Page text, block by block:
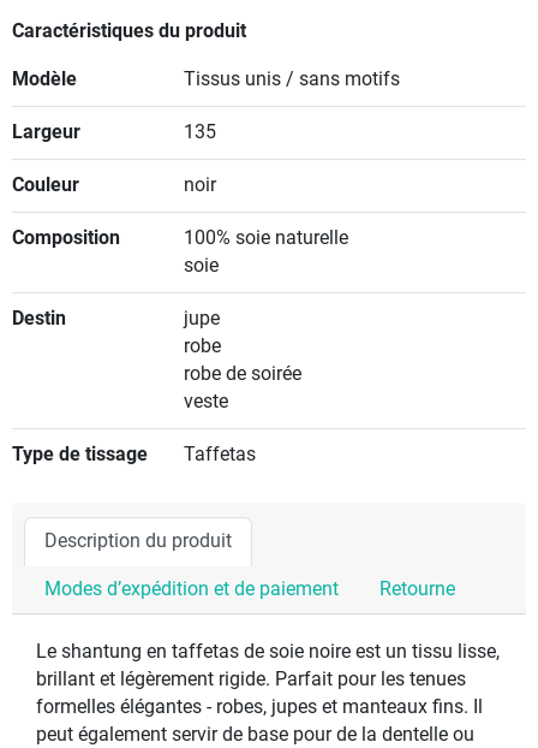
Caractéristiques du produit
Modèle Tissus unis / sans motifs
Largeur 135
Couleur noir
Composition
100% soie naturelle
soie
Destin
jupe
robe
robe de soirée
veste
Type de tissage Taffetas
Description du produit
Modes d’expédition et de paiement Retourne
Le shantung en taffetas de soie noire est un tissu lisse,
brillant et légèrement rigide. Parfait pour les tenues
formelles élégantes - robes, jupes et manteaux fins. Il
peut également servir de base pour de la dentelle ou